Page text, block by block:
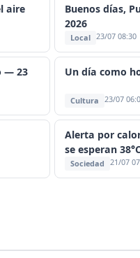
aire
Buenos días,
2026
Local 23/07 08:30
— 23
Un día como
Cultura 23/07
Alerta por
se esperan
Sociedad 21/07